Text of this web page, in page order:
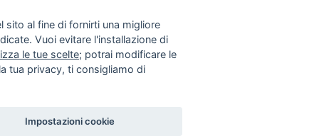
METODI DI PAGAMENTO
sito al fine di fornirti una migliore
Vuoi evitare l'installazione di
le tue scelte; potrai modificare le
tua privacy, ti consigliamo di
Impostazioni cookie